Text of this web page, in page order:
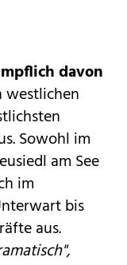
davon
westlichen
Sowohl im
am See
im
bis
aus.